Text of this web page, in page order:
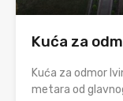
Kuća za
Kuća za odmor
metara od